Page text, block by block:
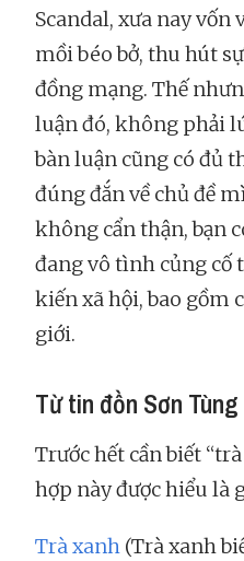
Scandal, xưa nay
mồi béo bở, thu hút
đồng mạng. Thế
luận đó, không phải
bàn luận cũng có đủ
đúng đắn về chủ đề
không cẩn thận, bạn
đang vô tình củng
kiến xã hội, bao gồm
giới.
Từ tin đồn Sơn
Trước hết cần biết
hợp này được hiểu là
Trà xanh (Trà xanh